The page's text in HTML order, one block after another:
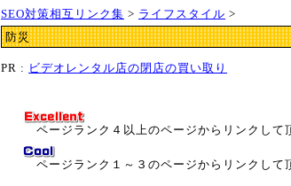
SEO対策相互リンク集 > ライフスタイル >
防災
PR : ビデオレンタル店の閉店の買い取り
ページランク４以上のページからリンクして
ページランク１～３のページからリンクして